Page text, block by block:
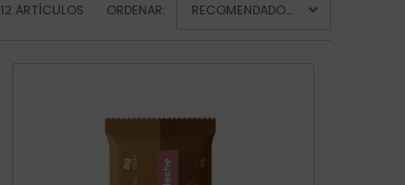
12 ARTÍCULOS ORDENAR: RECOMENDADOS